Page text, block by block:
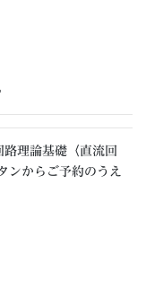
理論基礎〈直流回
ンからご予約のうえ